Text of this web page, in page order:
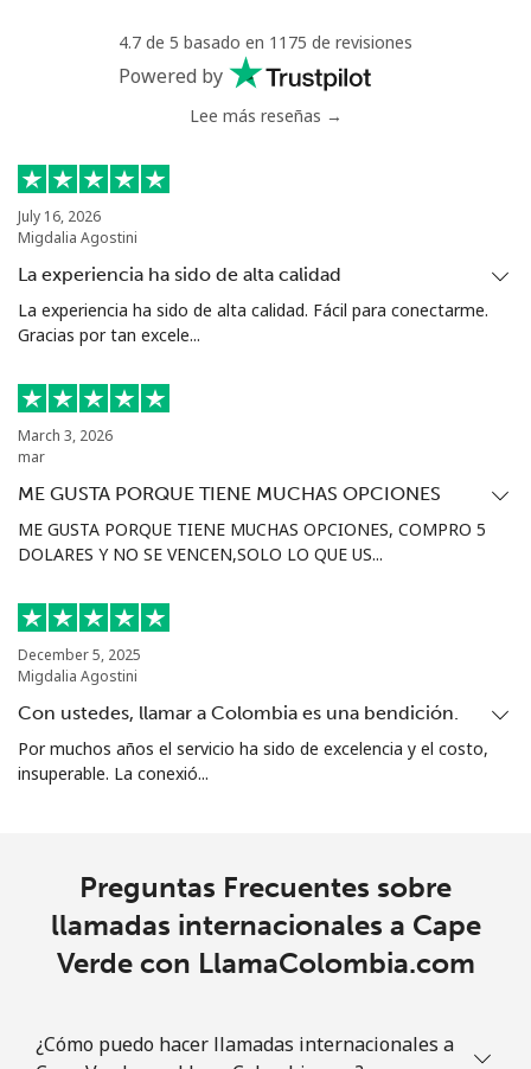
4.7 de 5 basado en 1175 de revisiones
Powered by
Lee más reseñas →
July 16, 2026
Migdalia Agostini
La experiencia ha sido de alta calidad
La experiencia ha sido de alta calidad. Fácil para conectarme.
Gracias por tan excele...
March 3, 2026
mar
ME GUSTA PORQUE TIENE MUCHAS OPCIONES
ME GUSTA PORQUE TIENE MUCHAS OPCIONES, COMPRO 5
DOLARES Y NO SE VENCEN,SOLO LO QUE US...
December 5, 2025
Migdalia Agostini
Con ustedes, llamar a Colombia es una bendición.
Por muchos años el servicio ha sido de excelencia y el costo,
insuperable. La conexió...
Preguntas Frecuentes sobre
llamadas internacionales a Cape
Verde con LlamaColombia.com
¿Cómo puedo hacer llamadas internacionales a